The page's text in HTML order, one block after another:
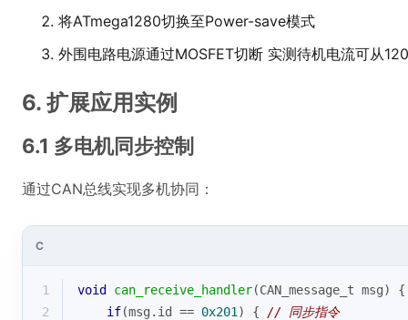
将ATmega1280切换至Power-save模式
外围电路电源通过MOSFET切断 实测待机电流可从
6. 扩展应用实例
6.1 多电机同步控制
通过CAN总线实现多机协同：
C
1 void can_receive_handler(CAN_message_t msg)
{
2
if(msg.id == 0x201 ) { // 同步指令